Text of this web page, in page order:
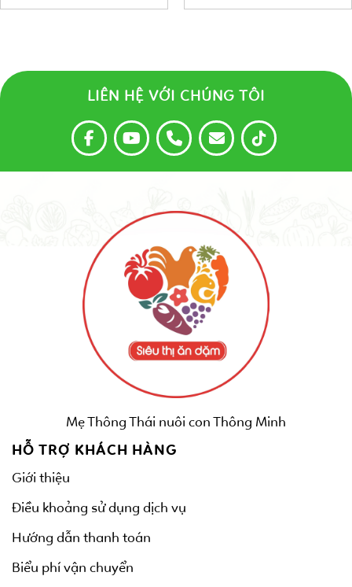
LIÊN HỆ VỚI CHÚNG TÔI
Mẹ Thông Thái nuôi con Thông Minh
HỖ TRỢ KHÁCH HÀNG
Giới thiệu
Điều khoảng sử dụng dịch vụ
Hướng dẫn thanh toán
Biểu phí vận chuyển